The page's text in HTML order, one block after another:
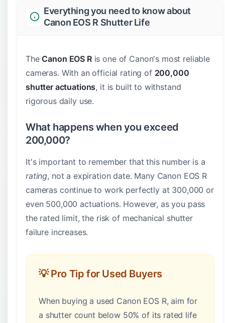
Everything you need to know about
Canon EOS R Shutter Life
TheCanon EOS Ris one of Canon's most reliable
cameras. With an official rating of 200,000
shutter actuations, it is built to withstand
rigorous daily use.
What happens when you exceed
200,000?
It's important to remember that this number is a
rating, not a expiration date. Many Canon EOS R
cameras continue to work perfectly at 300,000 or
even 500,000 actuations. However, as you pass
the rated limit, the risk of mechanical shutter
failure increases.
💡 Pro Tip for Used Buyers
When buying a used Canon EOS R, aim for
a shutter count below 50% of its rated life